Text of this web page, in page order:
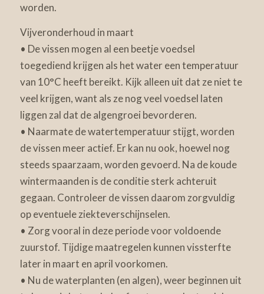
worden.
Vijveronderhoud in maart
• De vissen mogen al een beetje voedsel
toegediend krijgen als het water een temperatuur
van 10°C heeft bereikt. Kijk alleen uit dat ze niet te
veel krijgen, want als ze nog veel voedsel laten
liggen zal dat de algengroei bevorderen.
• Naarmate de watertemperatuur stijgt, worden
de vissen meer actief. Er kan nu ook, hoewel nog
steeds spaarzaam, worden gevoerd. Na de koude
wintermaanden is de conditie sterk achteruit
gegaan. Controleer de vissen daarom zorgvuldig
op eventuele ziekteverschijnselen.
• Zorg vooral in deze periode voor voldoende
zuurstof. Tijdige maatregelen kunnen vissterfte
later in maart en april voorkomen.
• Nu de waterplanten (en algen), weer beginnen uit